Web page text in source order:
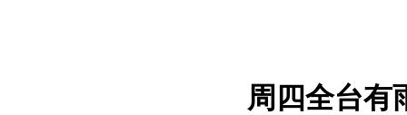
周四全台有